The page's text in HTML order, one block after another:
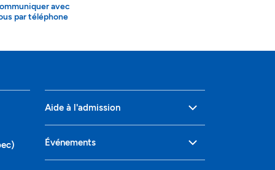
avec
par téléphone
Aide à l'admission
Événements